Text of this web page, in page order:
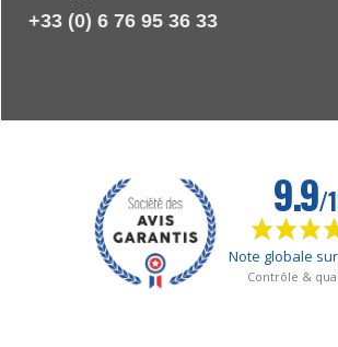
+33 (0) 6 76 95 36 33